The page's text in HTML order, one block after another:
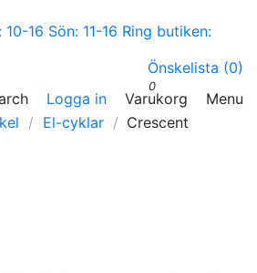
16 Sön: 11-16 Ring butiken:
Önskelista (0)
Logga in
0
Varukorg
Menu
El-cyklar
Crescent